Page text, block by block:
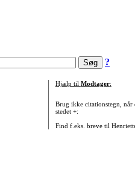
?
Hjælp til Modtager:
Brug ikke citationstegn, når
stedet +:
Find f.eks. breve til